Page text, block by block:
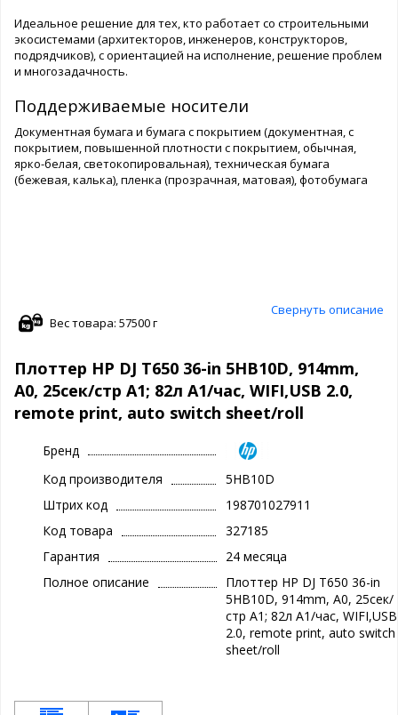
Идеальное решение для тех, кто работает со строительными
экосистемами (архитекторов, инженеров, конструкторов,
подрядчиков), с ориентацией на исполнение, решение проблем
и многозадачность.
Поддерживаемые носители
Документная бумага и бумага с покрытием (документная, с
покрытием, повышенной плотности с покрытием, обычная,
ярко-белая, светокопировальная), техническая бумага
(бежевая, калька), пленка (прозрачная, матовая), фотобумага
Свернуть описание
Вес товара: 57500 г
Плоттер HP DJ T650 36-in 5HB10D, 914mm,
A0, 25сек/стр A1; 82л A1/час, WIFI,USB 2.0,
remote print, auto switch sheet/roll
Бренд
Код производителя
5HB10D
Штрих код
198701027911
Код товара
327185
Гарантия
24 месяца
Полное описание
Плоттер HP DJ T650 36-in
5HB10D, 914mm, A0, 25сек/
стр A1; 82л A1/час, WIFI,USB
2.0, remote print, auto switch
sheet/roll